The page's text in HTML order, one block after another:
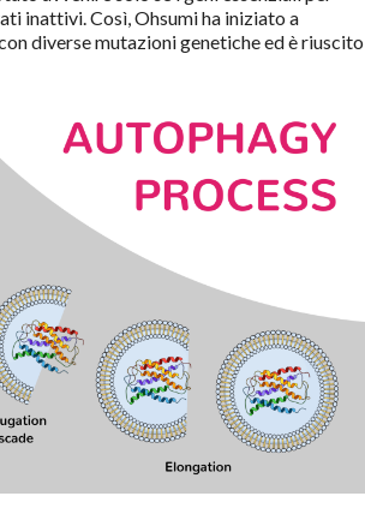
inattivi. Così, Ohsumi ha iniziato a
diverse mutazioni genetiche ed è riuscito